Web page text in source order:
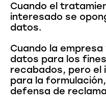
Cuando el
interesado se
datos.
Cuando la
datos para los
recabados, pero el
para la
defensa de